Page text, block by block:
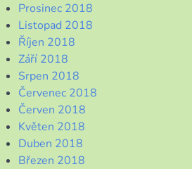
Prosinec 2018
Listopad 2018
Říjen 2018
Září 2018
Srpen 2018
Červenec 2018
Červen 2018
Květen 2018
Duben 2018
Březen 2018